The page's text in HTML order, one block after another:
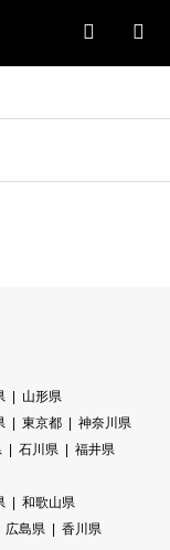
山形県
東京都
神奈川県
石川県
福井県
和歌山県
広島県
香川県